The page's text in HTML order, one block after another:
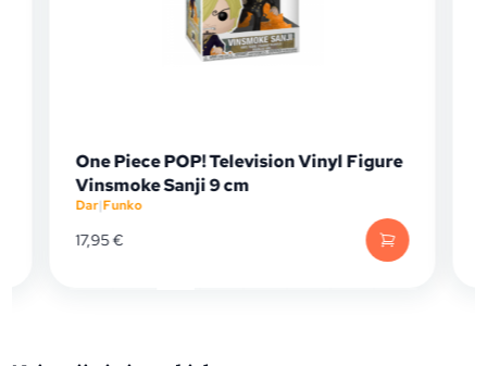
One Piece POP! Television Vinyl Figure
Vinsmoke Sanji 9 cm
Dar|Funko
17,95€